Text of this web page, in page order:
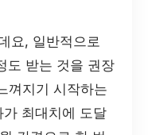
요, 일반적으로
도 받는 것을 권장
껴지기 시작하는
최대치에 도달